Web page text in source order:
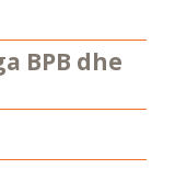
BPB dhe